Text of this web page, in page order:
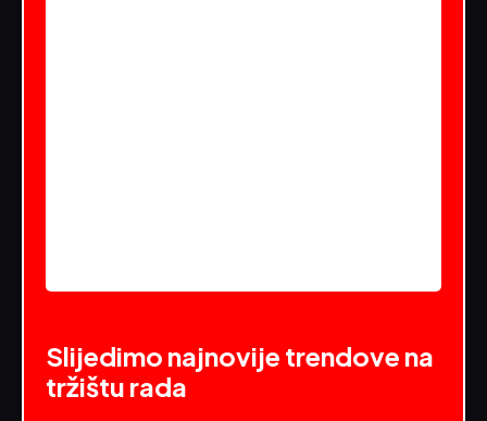
Slijedimo najnovije trendove na
tržištu rada